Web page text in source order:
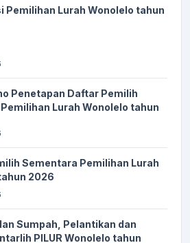
:
25 Oktober 2025 11:36:29
Penetapan Standart Pelayanan
29 Oktober 2025 19:30:00
DD BULAN NOVEMBER
:
Pendopo
LUTHFI AMANI
Pemilihan Lurah Wonolelo tahun
Penetapan Daftar Pemilih
Lurah Wonolelo tahun
Sementara Pemilihan Lurah
2026
Sumpah, Pelantikan dan
PILUR Wonolelo tahun